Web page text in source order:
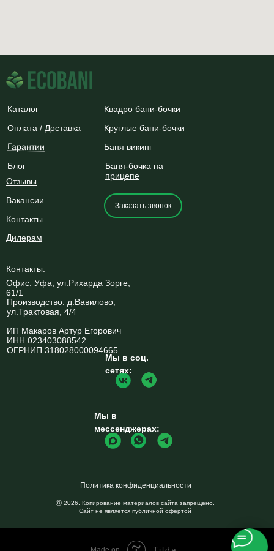
ⓒ 2026. Копирование материалов сайта запрещено.
Сайт не является публичной офертой
Политика конфиденциальности
Каталог
Вакансии
Оплата / Доставка
Гарантии
Контакты
Дилерам
Блог
Отзывы
Квадро бани-бочки
Круглые бани-бочки
Баня викинг
Баня-бочка на
прицепе
Контакты:
Офис: Уфа, ул.Рихарда Зорге,
61/1
Производство: д.Вавилово,
ул.Трактовая, 4/4
ИП Макаров Артур Егорович
ИНН 023403088542
ОГРНИП 318028000094665
Заказать звонок
Мы в соц.
сетях:
Мы в
мессенджерах: